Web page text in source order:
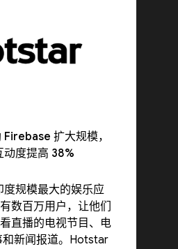
扩大规模，
动度提高 38%
规模最大的娱乐应
数百万用户，让他们
直播的电视节目、电
和新闻报道。Hotstar